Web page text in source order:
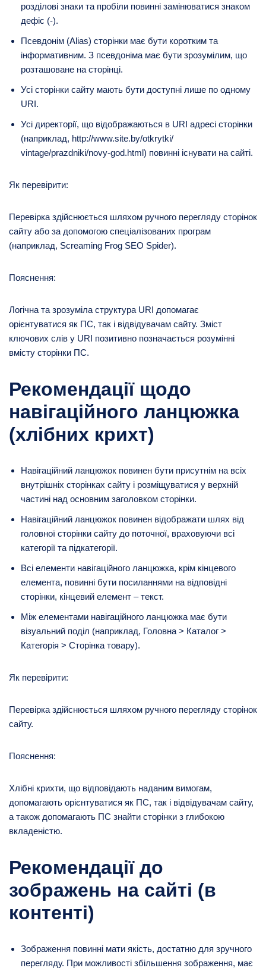
розділові знаки та пробіли повинні замінюватися знаком
дефіс (-).
Псевдонім (Alias) сторінки має бути коротким та
інформативним. З псевдоніма має бути зрозумілим, що
розташоване на сторінці.
Усі сторінки сайту мають бути доступні лише по одному
URI.
Усі директорії, що відображаються в URI адресі сторінки
(наприклад, http://www.site.by/otkrytki/
vintage/prazdniki/novy-god.html) повинні існувати на сайті.
Як перевірити:
Перевірка здійснюється шляхом ручного перегляду сторінок
сайту або за допомогою спеціалізованих програм
(наприклад, Screaming Frog SEO Spider).
Пояснення:
Логічна та зрозуміла структура URI допомагає
орієнтуватися як ПС, так і відвідувачам сайту. Зміст
ключових слів у URI позитивно позначається розумінні
вмісту сторінки ПС.
Рекомендації щодо
навігаційного ланцюжка
(хлібних крихт)
Навігаційний ланцюжок повинен бути присутнім на всіх
внутрішніх сторінках сайту і розміщуватися у верхній
частині над основним заголовком сторінки.
Навігаційний ланцюжок повинен відображати шлях від
головної сторінки сайту до поточної, враховуючи всі
категорії та підкатегорії.
Всі елементи навігаційного ланцюжка, крім кінцевого
елемента, повинні бути посиланнями на відповідні
сторінки, кінцевий елемент – текст.
Між елементами навігаційного ланцюжка має бути
візуальний поділ (наприклад, Головна > Каталог >
Категорія > Сторінка товару).
Як перевірити:
Перевірка здійснюється шляхом ручного перегляду сторінок
сайту.
Пояснення:
Хлібні крихти, що відповідають наданим вимогам,
допомагають орієнтуватися як ПС, так і відвідувачам сайту,
а також допомагають ПС знайти сторінки з глибокою
вкладеністю.
Рекомендації до
зображень на сайті (в
контенті)
Зображення повинні мати якість, достатню для зручного
перегляду. При можливості збільшення зображення, має